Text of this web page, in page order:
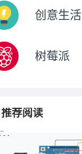
创意生活
树莓派
推荐阅读